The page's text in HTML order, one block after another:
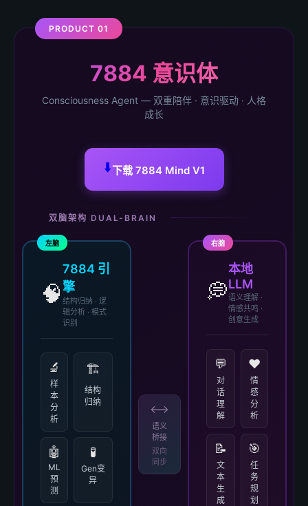
PRODUCT 01
7884 意识体
Consciousness Agent — 双重陪伴 · 意识驱动 · 人格
成长
⬇️下载 7884 Mind V1
双脑架构 DUAL-BRAIN
左脑
🧠
7884 引
擎
结构归纳 · 逻
辑分析 · 模式
识别
🔬
样
本
分
析
🏗️
结构
归纳
🤖
ML
预
测
🧪
Gen变
异
⟷
语义
桥接
双向
同步
右脑
💭
本地
LLM
语义理解 ·
情感共鸣 ·
创意生成
💬
对
话
理
解
❤️
情
感
分
析
📝
文
本
生
成
🎯
任
务
规
划